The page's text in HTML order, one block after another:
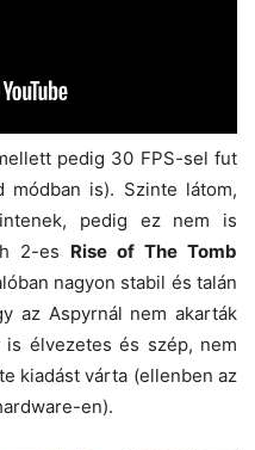
pedig 30 FPS-sel fut
módban is). Szinte látom,
pedig ez nem is
2-es Rise of The Tomb
nagyon stabil és talán
az Aspyrnál nem akarták
élvezetes és szép, nem
kiadást várta (ellenben az
en).